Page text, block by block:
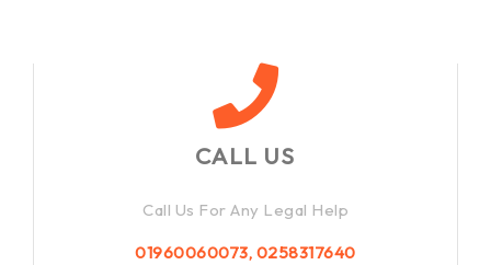
CALL US
Call Us For Any Legal Help
01960060073, 0258317640